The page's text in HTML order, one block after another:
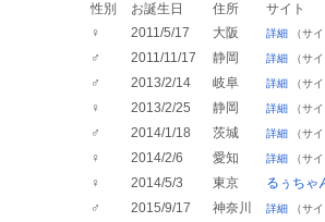
性別 お誕生日 住所
サイト
♀ 2011/5/17 大阪 詳細（サイ
♂ 2011/11/17 静岡 詳細（サイ
♂ 2013/2/14 岐阜 詳細（サイ
♀ 2013/2/25 静岡 詳細（サイ
♂ 2014/1/18 茨城 詳細（サイ
♀ 2014/2/6 愛知 詳細（サイ
♀ 2014/5/3 東京 るぅちゃ
♂ 2015/9/17 神奈川 詳細（サイ